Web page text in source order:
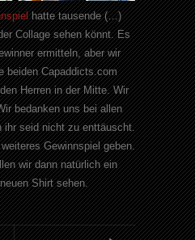
hatte tausende (…)
Collage sehen könnt. Es
ermitteln, aber wir
beidenCapaddicts.com
Herren in der Mitte. Wir
bedanken uns bei allen
ihr seid nicht zuenttäuscht.
Gewinnspiel geben.
wir dannnatürlichein
Shirtsehen.